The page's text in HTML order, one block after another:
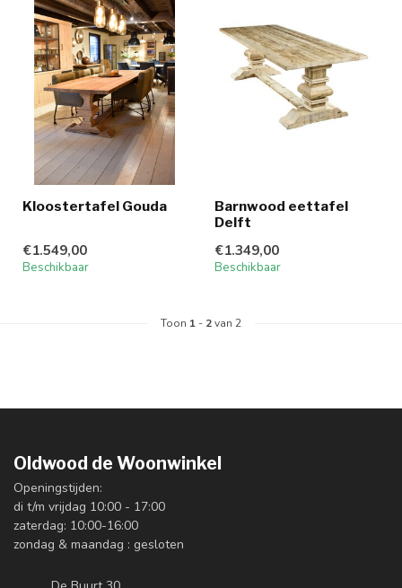
Kloostertafel Gouda
€1.549,00
Beschikbaar
Barnwood eettafel
Delft
€1.349,00
Beschikbaar
Toon 1 - 2van 2
Oldwood de Woonwinkel
Openingstijden:
di t/m vrijdag 10:00 - 17:00
zaterdag: 10:00-16:00
zondag & maandag : gesloten